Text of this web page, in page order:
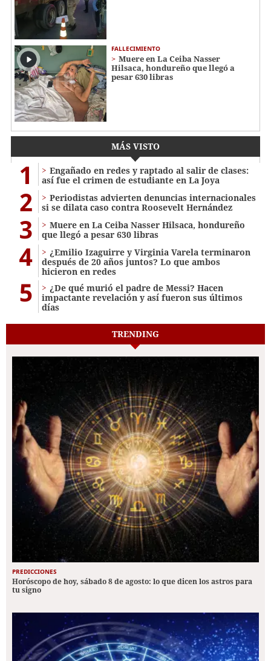
FALLECIMIENTO
Muere en La Ceiba Nasser
Hilsaca, hondureño que llegó a
pesar 630 libras
MÁS VISTO
1
Engañado en redes y raptado al salir de clases:
así fue el crimen de estudiante en La Joya
2
Periodistas advierten denuncias internacionales
si se dilata caso contra Roosevelt Hernández
3
Muere en La Ceiba Nasser Hilsaca, hondureño
que llegó a pesar 630 libras
4
¿Emilio Izaguirre y Virginia Varela terminaron
después de 20 años juntos? Lo que ambos
hicieron en redes
5
¿De qué murió el padre de Messi? Hacen
impactante revelación y así fueron sus últimos
días
TRENDING
PREDICCIONES
Horóscopo de hoy, sábado 8 de agosto: lo que dicen los astros para
tu signo